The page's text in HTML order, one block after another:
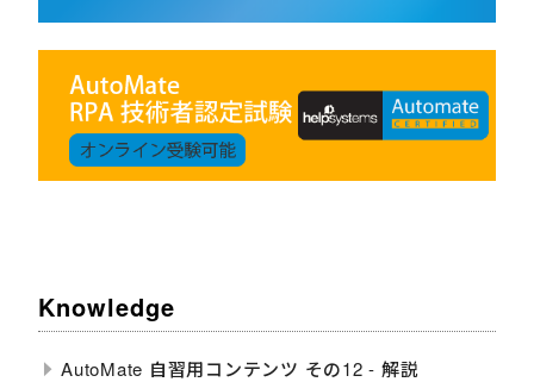
Knowledge
AutoMate 自習用コンテンツ その12 - 解説